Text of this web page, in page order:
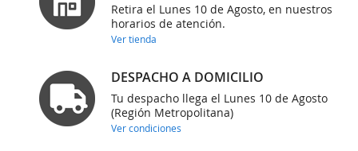
Retira el Lunes 10 de Agosto, en nuestros
horarios de atención.
Ver tienda
DESPACHO A DOMICILIO
Tu despacho llega el Lunes 10 de Agosto
(Región Metropolitana)
Ver condiciones